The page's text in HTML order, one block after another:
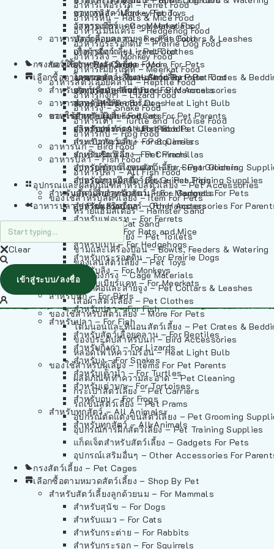
อาหารเฟอร์เร็ต – Ferret Food
อาหารหนู – Rats & Mice Food
อาหารเม่นแคระ – Hedgehog Food
อาหารกระรอกดิน – Prairie Dog Food
อาหารลิง – Monkey Food
อาหารเมียร์แคท – Meerkat Food
อาหารสัตว์เลี้อยคลาน – Reptile Food
อาหารกิ้งก่า – Lizard Food
อาหารงู – Snake Food
อาหารเต่า – Turtle and Tortoise Food
อาหารกบ – Frog Food
อาหารนก – Bird Food
อาหารปลา – Fish Food
อาหารปลา – All Fish Food
อุปกรณและผลิตภัณฑ์สำหรับสัตว์เลี้ยง – Pet Accessories
ของใช้สำหรับสัตว์เลี้ยง – Item For Pets
ทรายแฮมสเตอร์ – Hamster Sand
ทรายแมว – Cat Sand
ห้องน้ำสัตว์เลี้ยง – Pet Toilets
ชามและเครื่องป้อน – Bowls, Feeders & Watering
ของเล่นสัตว์เลี้ยง – Pet Toys
วัสดุรองกรง – Cage Materials
ปลอกคอและสายจูง – Pet Collars & Leashes
เสื้อผ้าสัตว์เลี้ยง – Pet Clothes
ของใช้สำหรับสัตว์เลี้ยง – More For Pets
โดมนอนและที่นอนสัตว์เลี้ยง – Pet Crates &
ของประดับสำหรับนก – Bird Accessories
หลอดไฟให้ความร้อน – Heat Light Bulb
ของใช้สำหรับผู้เลี้ยง – Items For Pet Parents
ผลิตภัณฑ์ทำความสะอาด – Pet Cleaning
กระเป๋าสัตว์เลี้ยง – Pet Carriers
รถเข็นสัตว์เลี้ยง – Pet Prams
อุปกรณ์ตัดแต่งขนสัตว์เลี้ยง – Pet Grooming
อุปกรณ์การฝึกสัตว์เลี้ยง – Pet Training Supplies
แก็ดเจ็ตสำหรับสัตว์เลี้ยง – Gadgets For Pets
อุปกรณ์เสริมอื่นๆ – Other Accessories For
กรงสัตว์เลี้ยง – Pet Cages
เลือกซื้อตามหมวดสัตว์เลี้ยง – Shop By Pet
สำหรับสัตว์เลี้ยงลูกด้วยนม – For Mammals
สำหรับสุนัข – For Dogs
สำหรับแมว – For Cats
สำหรับกระต่าย – For Rabbits
สำหรับกระรอก – For Squirrels
อาหารลิง – Monkey Food
อาหารเมียร์แคท – Meerkat Food
อาหารสัตว์เลี้อยคลาน – Reptile Food
อาหารกิ้งก่า – Lizard Food
อาหารงู – Snake Food
อาหารเต่า – Turtle and Tortoise Food
อาหารกบ – Frog Food
อาหารนก – Bird Food
อาหารปลา – Fish Food
อาหารปลา – All Fish Food
ของเล่นสัตว์เลี้ยง – Pet Toys
วัสดุรองกรง – Cage Materials
ปลอกคอและสายจูง – Pet Collars & Leashes
เสื้อผ้าสัตว์เลี้ยง – Pet Clothes
ของใช้สำหรับสัตว์เลี้ยง – More For Pets
โดมนอนและที่นอนสัตว์เลี้ยง – Pet Crates &
ของประดับสำหรับนก – Bird Accessories
หลอดไฟให้ความร้อน – Heat Light Bulb
ของใช้สำหรับผู้เลี้ยง – Items For Pet Parents
ผลิตภัณฑ์ทำความสะอาด – Pet Cleaning
กระเป๋าสัตว์เลี้ยง – Pet Carriers
รถเข็นสัตว์เลี้ยง – Pet Prams
อุปกรณ์ตัดแต่งขนสัตว์เลี้ยง – Pet Grooming
อุปกรณ์การฝึกสัตว์เลี้ยง – Pet Training Supplies
แก็ดเจ็ตสำหรับสัตว์เลี้ยง – Gadgets For Pets
อุปกรณ์เสริมอื่นๆ – Other Accessories For
กรงสัตว์เลี้ยง – Pet Cages
เลือกซื้อตามหมวดสัตว์เลี้ยง – Shop By Pet
สำหรับสัตว์เลี้ยงลูกด้วยนม – For Mammals
สำหรับสุนัข – For Dogs
สำหรับแมว – For Cats
สำหรับกระต่าย – For Rabbits
สำหรับกระรอก – For Squirrels
สำหรับชินชิล่า – For Chinchillas
สำหรับชูการ์ไกลเดอร์ – For Sugar Gliders
สำหรับหนูแกสบี้ – For Guinea Pigs
สำหรับสัตว์เลี้ยงลูกด้วยนม – For Mammals
สำหรับแฮมสเตอร์ – For Hamsters
สำหรับเฟอเรท – For Ferrets
สำหรับหนู – For Rats and Mice
สำหรับเม่น – For Hedgehogs
สำหรับกระรอกดิน – For Prairie Dogs
สำหรับลิง – For Monkeys
สำหรับเมียร์แคท – For Meerkats
สำหรับนก – For Birds
สำหรับปลา – For Fish
สำหรับปลา – For Fish
สำหรับสัตว์เลื้อยคลาน – For Reptiles
สำหรับกิ้งก่า – For Lizards
สำหรับงู – For Snakes
สำหรับเต่าน้ำ – For Turtles
สำหรับเต่าบก – For Tortoises
สำหรับกบ – For Frogs
สำหรับทุกสัตว์ – All Animals
สำหรับทุกสัตว์ – All Animals
อาหารปลา – Fish Food
Clear
เข้าสู่ระบบ/ลงชื่อ